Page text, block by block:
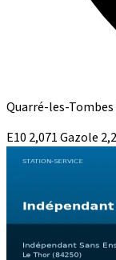
Quarré-les-Tombes
E10 2,071Gazole